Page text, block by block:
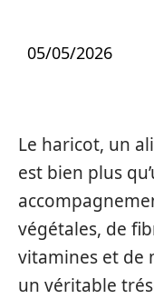
05/05/2026
Le haricot, un
est bien plus
végétales, de
vitamines et de
un véritable